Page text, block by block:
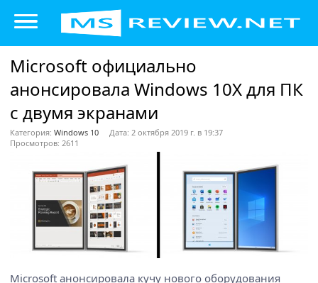
Microsoft официально
анонсировала Windows 10X для ПК
с двумя экранами
Категория: Windows 10
Дата: 2 октября 2019 г. в 19:37
Просмотров: 2611
Microsoft анонсировала кучу нового оборудования